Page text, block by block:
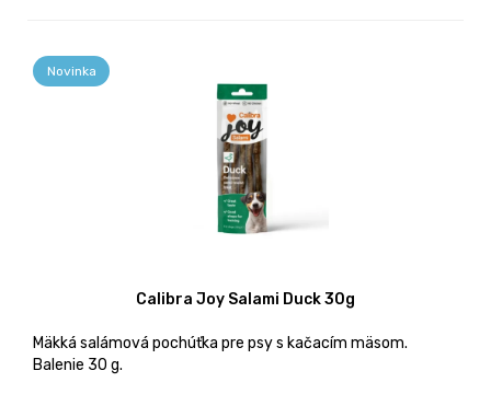
Novinka
Calibra Joy Salami Duck 30g
Mäkká salámová pochúťka pre psy s kačacím mäsom.
Balenie 30 g.